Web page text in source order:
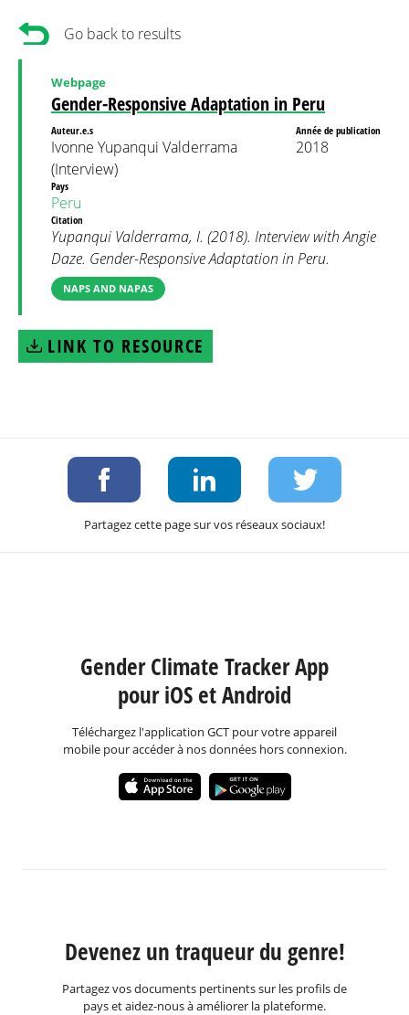
Go back to results
Gender-Responsive Adaptation in Peru
Webpage
Auteur.e.s
Ivonne Yupanqui Valderrama
(Interview)
Année de publication
2018
Pays
Peru
Citation
Yupanqui Valderrama, I. (2018). Interview with Angie
Daze. Gender-Responsive Adaptation in Peru.
NAPS AND NAPAS
LINK TO RESOURCE
Partagez cette page sur vos réseaux sociaux!
Gender Climate Tracker App
pour iOS et Android
Téléchargez l'application GCT pour votre appareil
mobile pour accéder à nos données hors connexion.
Devenez un traqueur du genre!
Partagez vos documents pertinents sur les profils de
pays et aidez-nous à améliorer la plateforme.